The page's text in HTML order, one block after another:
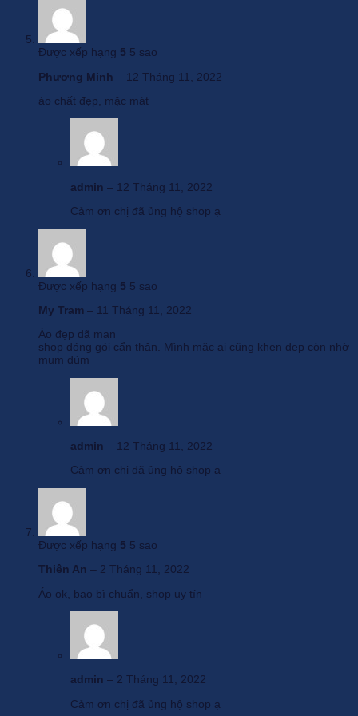
Được xếp hạng 5 5 sao
Phương Minh – 12 Tháng 11, 2022
áo chất đẹp, mặc mát
admin – 12 Tháng 11, 2022
Cảm ơn chị đã ủng hộ shop ạ
Được xếp hạng 5 5 sao
My Tram – 11 Tháng 11, 2022
Áo đẹp dã man
shop đóng gói cẩn thận. Mình mặc ai cũng khen đẹp còn nhờ
mum dùm
admin – 12 Tháng 11, 2022
Cảm ơn chị đã ủng hộ shop ạ
Được xếp hạng 5 5 sao
Thiên An – 2 Tháng 11, 2022
Áo ok, bao bì chuẩn, shop uy tín
admin – 2 Tháng 11, 2022
Cảm ơn chị đã ủng hộ shop ạ